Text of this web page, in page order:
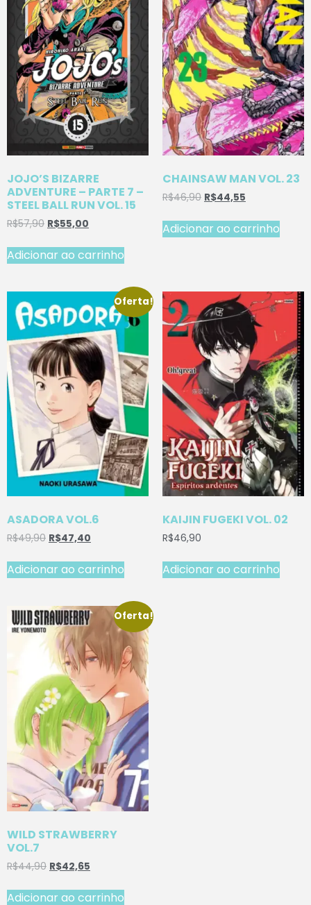
JOJO’S BIZARRE
ADVENTURE – PARTE 7 –
STEEL BALL RUN VOL. 15
R$57,90 R$55,00
Adicionar ao carrinho
CHAINSAW MAN VOL. 23
R$46,90 R$44,55
Adicionar ao carrinho
Oferta!
ASADORA VOL.6
R$49,90 R$47,40
Adicionar ao carrinho
KAIJIN FUGEKI VOL. 02
R$46,90
Adicionar ao carrinho
Oferta!
WILD STRAWBERRY
VOL.7
R$44,90 R$42,65
Adicionar ao carrinho